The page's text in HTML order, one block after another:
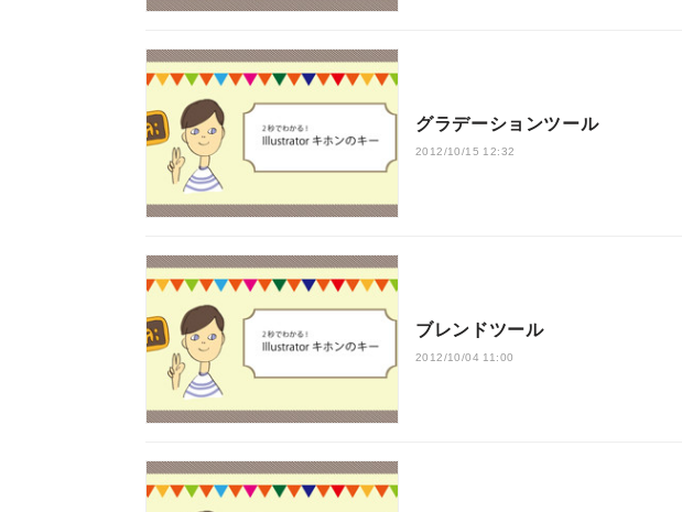
グラデーションツール
2012/10/15 12:32
ブレンドツール
2012/10/04 11:00